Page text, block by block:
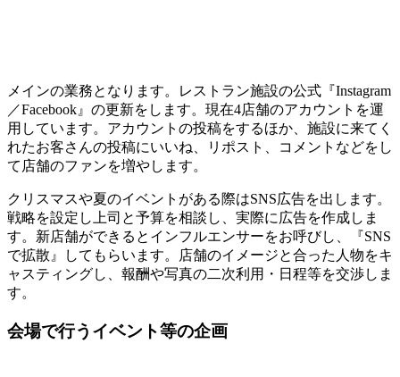
メインの業務となります。レストラン施設の公式『Instagram
／Facebook』の更新をします。現在4店舗のアカウントを運
用しています。アカウントの投稿をするほか、施設に来てく
れたお客さんの投稿にいいね、リポスト、コメントなどをし
て店舗のファンを増やします。
クリスマスや夏のイベントがある際はSNS広告を出します。
戦略を設定し上司と予算を相談し、実際に広告を作成しま
す。新店舗ができると インフルエンサーをお呼びし、『SNS
で拡散』
してもらいます。店舗のイメージと合った人物をキ
ャスティングし、報酬や写真の二次利用・日程等を交渉しま
す。
会場で行うイベント等の企画